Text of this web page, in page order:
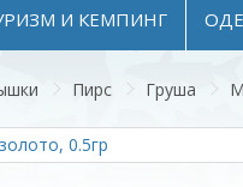
И КЕМПИНГ
Пирс Груша